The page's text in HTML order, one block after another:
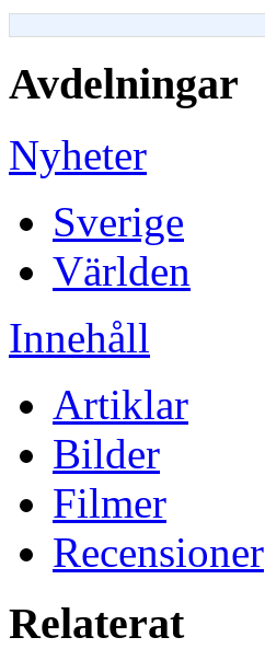
Avdelningar
Nyheter
Sverige
Världen
Innehåll
Artiklar
Bilder
Filmer
Recensioner
Relaterat